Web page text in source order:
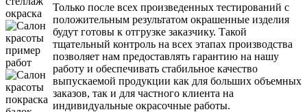
Только после всех произведенных тестирований с
положительным результатом окрашенные изделия
будут готовы к отгрузке заказчику. Такой
тщательный контроль на всех этапах производства
позволяет нам предоставлять гарантию на нашу
работу и обеспечивать стабильное качество
выпускаемой продукции как для больших объемных
заказов, так и для частного клиента на
индивидуальные окрасочные работы.